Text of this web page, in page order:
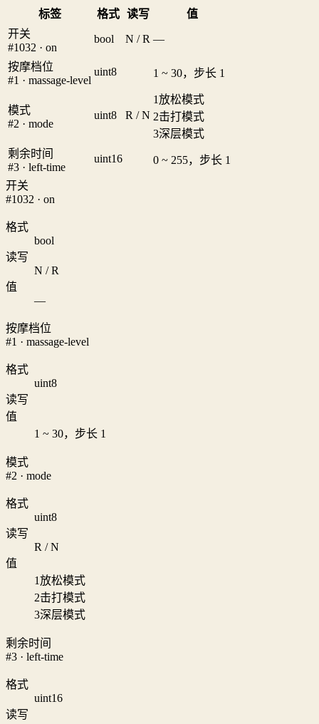
标签 格式 读写
值
开关
#1032 · on
bool N / R —
按摩档位
#1 · massage-level
uint8 1 ~ 30，步长 1
模式
#2 · mode
uint8 R / N
1放松模式
2击打模式
3深层模式
剩余时间
#3 · left-time
uint16 0 ~ 255，步长 1
开关
#1032 · on
格式
bool
读写
N / R
值
—
按摩档位
#1 · massage-level
格式
uint8
读写
值
1 ~ 30，步长 1
模式
#2 · mode
格式
uint8
读写
R / N
值
1放松模式
2击打模式
3深层模式
剩余时间
#3 · left-time
格式
uint16
读写